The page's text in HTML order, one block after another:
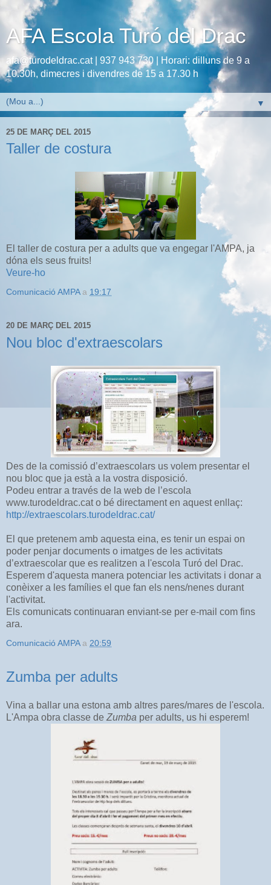
AFA Escola Turó del Drac
afa@turodeldrac.cat | 937 943 730 | Horari: dilluns de 9 a
10.30h, dimecres i divendres de 15 a 17.30 h
▼
25 DE MARÇ DEL 2015
Taller de costura
El taller de costura per a adults que va engegar l'AMPA, ja
dóna els seus fruits!
Veure-ho
Comunicació AMPA a 19:17
20 DE MARÇ DEL 2015
Nou bloc d'extraescolars
Des de la comissió d’extraescolars us volem presentar el
nou bloc que ja està a la vostra disposició.
Podeu entrar a través de la web de l’escola
www.turodeldrac.cat o bé directament en aquest enllaç:
http://extraescolars.turodeldrac.cat/
El que pretenem amb aquesta eina, es tenir un espai on
poder penjar documents o imatges de les activitats
d’extraescolar que es realitzen a l'escola Turó del Drac.
Esperem d'aquesta manera potenciar les activitats i donar a
conèixer a les famílies el que fan els nens/nenes durant
l'activitat.
Els comunicats continuaran enviant-se per e-mail com fins
ara.
Comunicació AMPA a 20:59
Zumba per adults
Vina a ballar una estona amb altres pares/mares de l'escola.
L'Ampa obra classe de Zumba per adults, us hi esperem!